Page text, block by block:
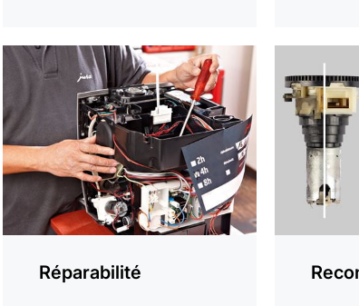
Réparabilité
En
savoir
plus
savoir
plus